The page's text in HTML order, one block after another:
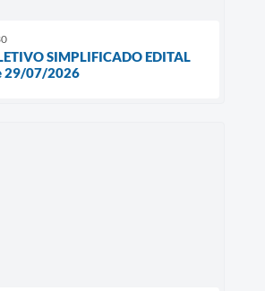
SIMPLIFICADO EDITAL
29/07/2026